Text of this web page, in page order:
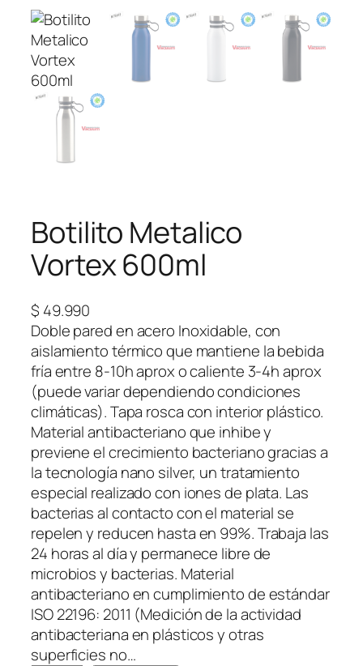
Botilito Metalico
Vortex 600ml
$ 49.990
Doble pared en acero Inoxidable, con
aislamiento térmico que mantiene la bebida
fría entre 8-10h aprox o caliente 3-4h aprox
(puede variar dependiendo condiciones
climáticas). Tapa rosca con interior plástico.
Material antibacteriano que inhibe y
previene el crecimiento bacteriano gracias a
la tecnología nano silver, un tratamiento
especial realizado con iones de plata. Las
bacterias al contacto con el material se
repelen y reducen hasta en 99%. Trabaja las
24 horas al día y permanece libre de
microbios y bacterias. Material
antibacteriano en cumplimiento de estándar
ISO 22196: 2011 (Medición de la actividad
antibacteriana en plásticos y otras
superficies no…